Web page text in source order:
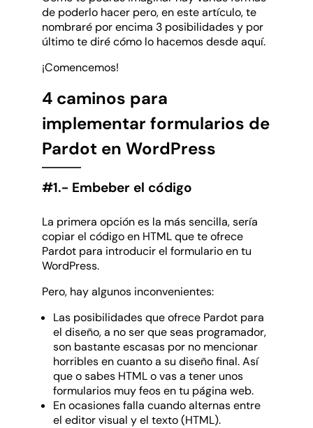
de poderlo hacer pero, en este artículo, te
nombraré por encima 3 posibilidades y por
último te diré cómo lo hacemos desde aquí.
¡Comencemos!
4 caminos para
implementar formularios de
Pardot en WordPress
#1.- Embeber el código
La primera opción es la más sencilla, sería
copiar el código en HTML que te ofrece
Pardot para introducir el formulario en tu
WordPress.
Pero, hay algunos inconvenientes:
Las posibilidades que ofrece Pardot para
el diseño, a no ser que seas programador,
son bastante escasas por no mencionar
horribles en cuanto a su diseño final. Así
que o sabes HTML o vas a tener unos
formularios muy feos en tu página web.
En ocasiones falla cuando alternas entre
el editor visual y el texto (HTML).